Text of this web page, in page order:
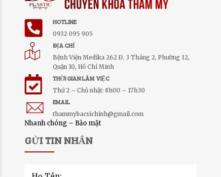
HOTLINE
0932 095 905
ĐỊA CHỈ
Bệnh Viện Medika 262 Đ. 3 Tháng 2, Phường 12,
Quận 10, Hồ Chí Minh
THỜI GIAN LÀM VIỆC
Thứ 2 – Chủ nhật: 8h00 – 17h30
EMAIL
thammybacsichinh@gmail.com
Nhanh chóng – Bảo mật
GỬI TIN NHẮN